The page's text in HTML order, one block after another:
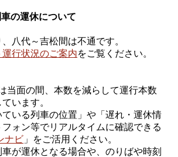
の運休について
八代～吉松間は不通です。
行状況のご案内をご覧ください。
当面の間、本数を減らして運行本数
います。
いる列車の位置」や「遅れ・運休情
ォン等でリアルタイムに確認できる
ナビ 」をご活用ください。
が運休となる場合や、のりばや時刻